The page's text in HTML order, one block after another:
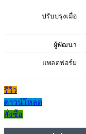
ปรับปรุงเมื่อ
ผู้พัฒนา
แพลตฟอร์ม
รีวิว
ดาวน์โหลด
สั่งซื้อ